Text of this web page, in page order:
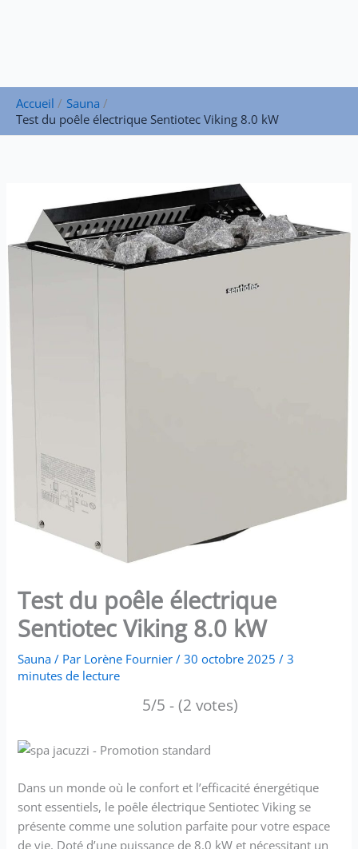
Accueil
Sauna
Test du poêle électrique Sentiotec Viking 8.0 kW
Test du poêle électrique
Sentiotec Viking 8.0 kW
Sauna / Par Lorène Fournier/30 octobre 2025/3
minutes de lecture
5/5 - (2 votes)
Dans un monde où le confort et l’efficacité énergétique
sont essentiels, le poêle électrique Sentiotec Viking se
présente comme une solution parfaite pour votre espace
de vie. Doté d’une puissance de 8,0 kW et nécessitant un